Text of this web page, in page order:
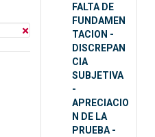
FALTA DE
FUNDAMEN
TACION -
DISCREPAN
CIA
SUBJETIVA
-
APRECIACIO
N DE LA
PRUEBA -